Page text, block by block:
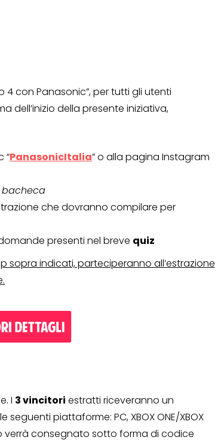
4 con Panasonic”, per tutti gli utenti
dell’inizio della presente iniziativa,
“PanasonicItalia” o alla pagina Instagram
bacheca
che dovranno compilare per
presenti nel breve quiz
sopra indicati, parteciperanno all’estrazione
I 3 vincitori estratti riceveranno un
seguenti piattaforme: PC, XBOX ONE/XBOX
verrà consegnato sotto forma di codice